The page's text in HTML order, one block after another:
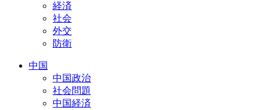
経済
社会
外交
防衛
中国
中国政治
社会問題
中国経済